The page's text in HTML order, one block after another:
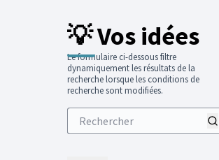
💡 Vos idées
Le formulaire ci-dessous filtre
dynamiquement les résultats de la
recherche lorsque les conditions de
recherche sont modifiées.